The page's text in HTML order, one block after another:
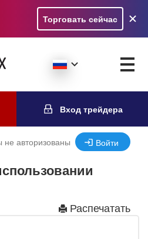
Торговать сейчас
Вход трейдера
не авторизованы Войти
Распечатать